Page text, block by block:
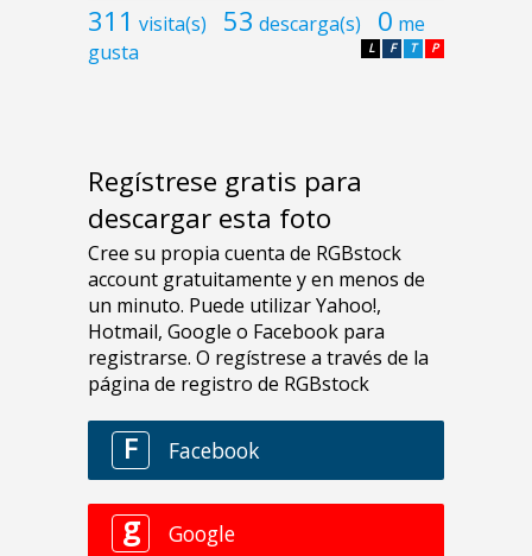
311 visita(s) 53 descarga(s) 0 me
gusta
P
T
F
L
Regístrese gratis para
descargar esta foto